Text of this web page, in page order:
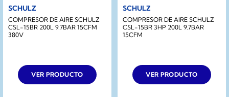
SCHULZ
COMPRESOR DE AIRE SCHULZ
CSL-15BR 200L 9.7BAR 15CFM
380V
VER PRODUCTO
SCHULZ
COMPRESOR DE AIRE SCHULZ
CSL-15BR 3HP 200L 9.7BAR
15CFM
VER PRODUCTO